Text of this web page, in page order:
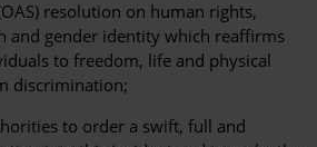
resolution on human rights,
and gender identity which reaffirms
to freedom, life and physical
discrimination;
to order a swift, full and